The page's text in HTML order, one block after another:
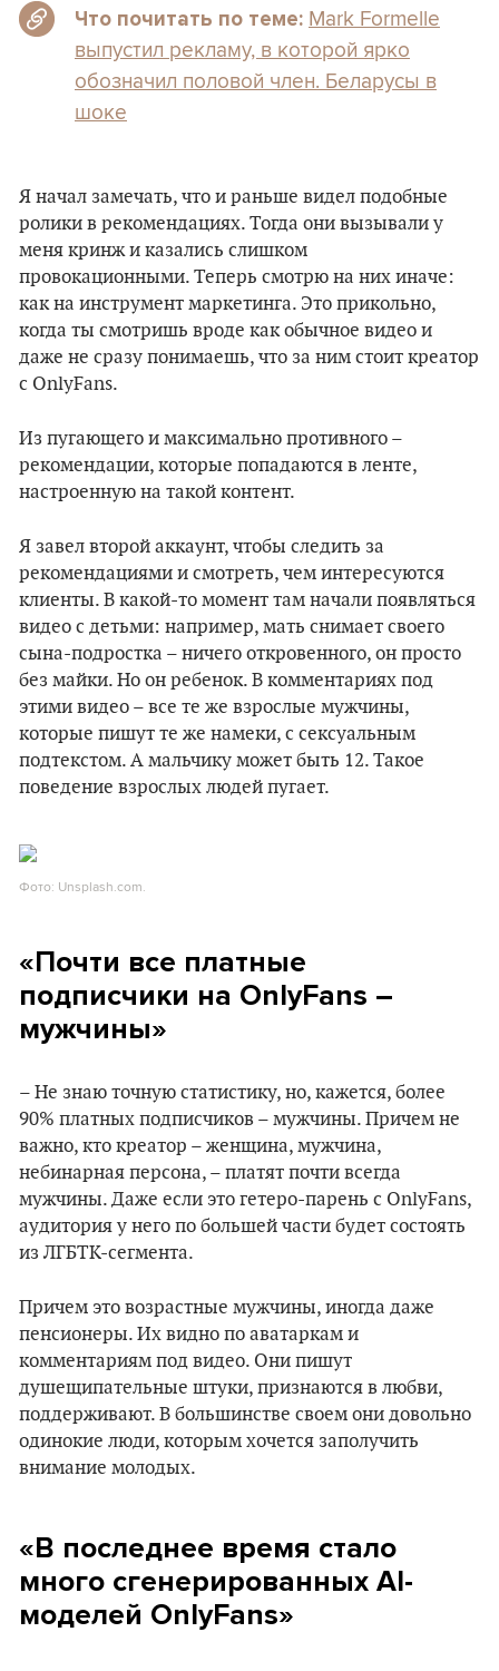
Что почитать по теме: Mark Formelle
выпустил рекламу, в которой ярко
обозначил половой член. Беларусы в
шоке
Я начал замечать, что и раньше видел подобные
ролики в рекомендациях. Тогда они вызывали у
меня кринж и казались слишком
провокационными. Теперь смотрю на них иначе:
как на инструмент маркетинга. Это прикольно,
когда ты смотришь вроде как обычное видео и
даже не сразу понимаешь, что за ним стоит креатор
с OnlyFans.
Из пугающего и максимально противного –
рекомендации, которые попадаются в ленте,
настроенную на такой контент.
Я завел второй аккаунт, чтобы следить за
рекомендациями и смотреть, чем интересуются
клиенты. В какой-то момент там начали появляться
видео с детьми: например, мать снимает своего
сына-подростка – ничего откровенного, он просто
без майки. Но он ребенок. В комментариях под
этими видео – все те же взрослые мужчины,
которые пишут те же намеки, с сексуальным
подтекстом. А мальчику может быть 12. Такое
поведение взрослых людей пугает.
Фото: Unsplash.com.
«Почти все платные
подписчики на OnlyFans –
мужчины»
– Не знаю точную статистику, но, кажется, более
90% платных подписчиков – мужчины. Причем не
важно, кто креатор – женщина, мужчина,
небинарная персона, – платят почти всегда
мужчины. Даже если это гетеро-парень с OnlyFans,
аудитория у него по большей части будет состоять
из ЛГБТК-сегмента.
Причем это возрастные мужчины, иногда даже
пенсионеры. Их видно по аватаркам и
комментариям под видео. Они пишут
душещипательные штуки, признаются в любви,
поддерживают. В большинстве своем они довольно
одинокие люди, которым хочется заполучить
внимание молодых.
«В последнее время стало
много сгенерированных AI-
моделей OnlyFans»